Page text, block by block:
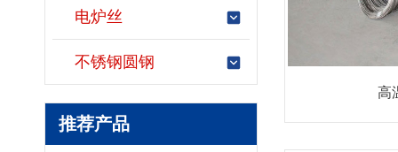
电炉丝
不锈钢圆钢
推荐产品
高